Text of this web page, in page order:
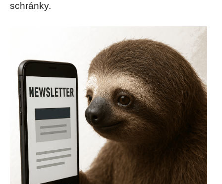
schránky.